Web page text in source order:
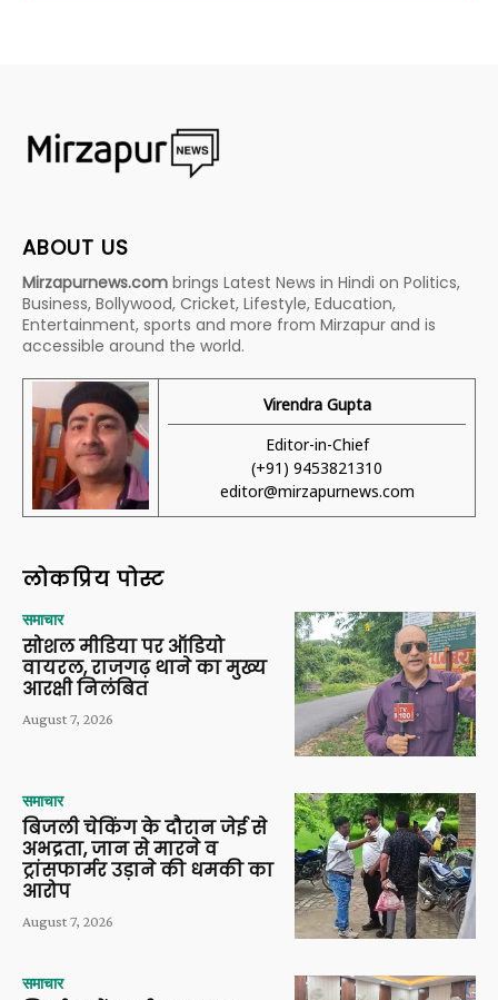
ABOUT US
Mirzapurnews.com brings Latest News in Hindi on Politics,
Business, Bollywood, Cricket, Lifestyle, Education,
Entertainment, sports and more from Mirzapur and is
accessible around the world.
Virendra Gupta
Editor-in-Chief
(+91) 9453821310
editor@mirzapurnews.com
लोकप्रिय पोस्ट
समाचार
सोशल मीडिया पर ऑडियो
वायरल, राजगढ़ थाने का मुख्य
आरक्षी निलंबित
August 7, 2026
समाचार
बिजली चेकिंग के दौरान जेई से
अभद्रता, जान से मारने व
ट्रांसफार्मर उड़ाने की धमकी का
आरोप
August 7, 2026
समाचार